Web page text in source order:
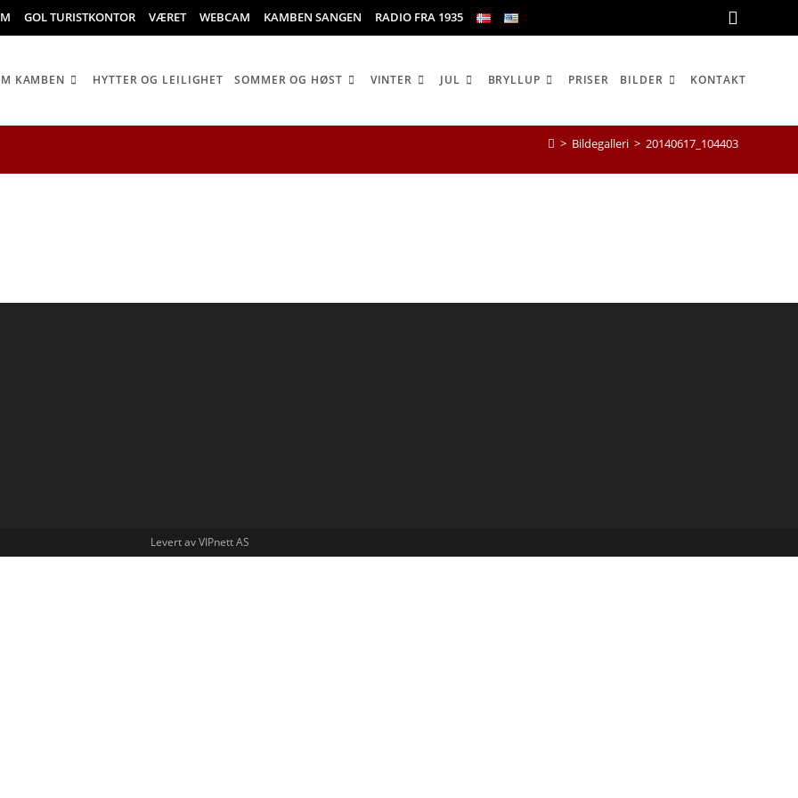
GOL TURISTKONTOR VÆRET WEBCAM KAMBEN SANGEN RADIO FRA 1935
KAMBEN HYTTER OG LEILIGHET SOMMER OG HØST VINTER JUL BRYLLUP PRISER BILDER KONTAKT
> Bildegalleri > 20140617_104403
Levert av VIPnett AS